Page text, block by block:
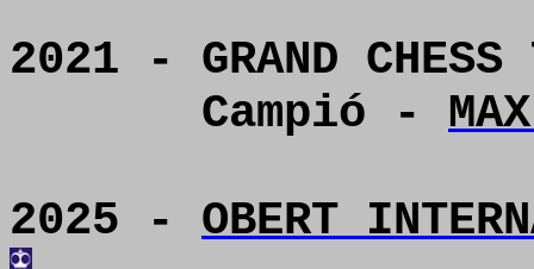
2021 - GRAND
Campió -
2025 - OBERT